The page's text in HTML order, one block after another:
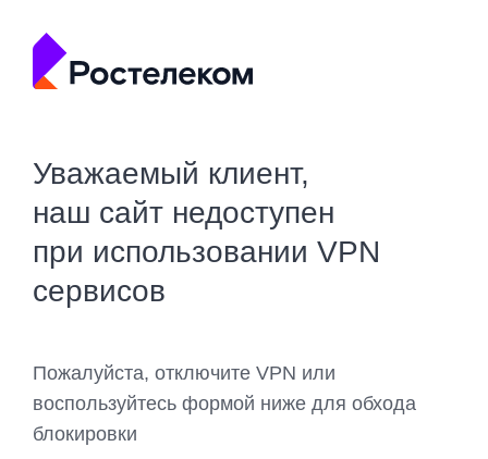
Уважаемый клиент,
наш сайт недоступен
при использовании VPN
сервисов
Пожалуйста, отключите VPN или
воспользуйтесь формой ниже для обхода
блокировки